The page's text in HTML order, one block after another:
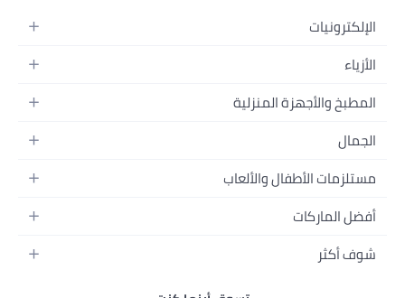
الإلكترونيات
الجوالات
اللابتوبات
الأجهزة المنزلية
التلفزيونات
السماعات
ألعاب القيمنق
الأزياء
أزياء نسائية
أزياء البنات
أزياء الأولاد
المجوهرات
حقائب نسائية
المطبخ والأجهزة المنزلية
الحمام
المطبخ والسفرة
أدوات وتحسين المنزل
الأثاث
الجمال
العطور
العناية بالشعر
العناية بالبشرة
مستلزمات الأطفال والألعاب
الحفاضات
الرضاعة والتغذية
أفضل الماركات
سامسونج
شوف أكثر